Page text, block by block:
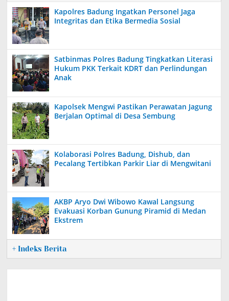
Kapolres Badung Ingatkan Personel Jaga
Integritas dan Etika Bermedia Sosial
Satbinmas Polres Badung Tingkatkan Literasi
Hukum PKK Terkait KDRT dan Perlindungan
Anak
Kapolsek Mengwi Pastikan Perawatan Jagung
Berjalan Optimal di Desa Sembung
Kolaborasi Polres Badung, Dishub, dan
Pecalang Tertibkan Parkir Liar di Mengwitani
AKBP Aryo Dwi Wibowo Kawal Langsung
Evakuasi Korban Gunung Piramid di Medan
Ekstrem
+ Indeks Berita